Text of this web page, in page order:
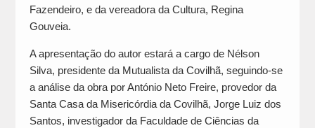
Fazendeiro, e da vereadora da Cultura, Regina
Gouveia.
A apresentação do autor estará a cargo de Nélson
Silva, presidente da Mutualista da Covilhã, seguindo-se
a análise da obra por António Neto Freire, provedor da
Santa Casa da Misericórdia da Covilhã, Jorge Luiz dos
Santos, investigador da Faculdade de Ciências da